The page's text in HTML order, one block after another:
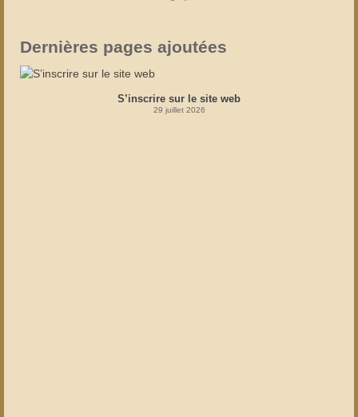
Dernières pages ajoutées
S’inscrire sur le site web
29 juillet 2026